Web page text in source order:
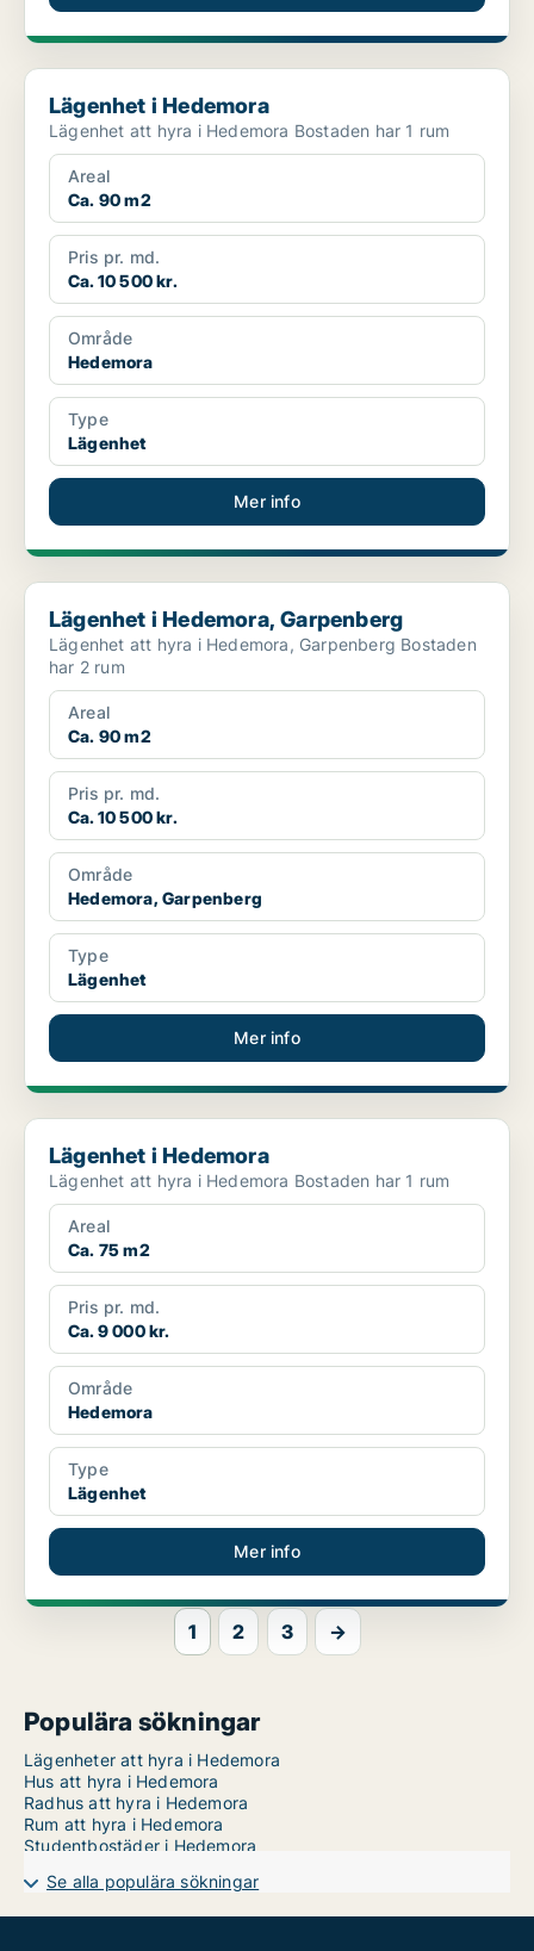
Lägenhet i Hedemora
Lägenhet i Hedemora
Lägenhet att hyra i Hedemora Bostaden har 1 rum
Areal
Ca. 90 m2
Pris pr. md.
Ca. 10 500 kr.
Område
Hedemora
Type
Lägenhet
Mer info
Lägenhet i Hedemora, Garpenberg
Lägenhet i Hedemora, Garpenberg
Lägenhet att hyra i Hedemora, Garpenberg Bostaden
har 2 rum
Areal
Ca. 90 m2
Pris pr. md.
Ca. 10 500 kr.
Område
Hedemora, Garpenberg
Type
Lägenhet
Mer info
Lägenhet i Hedemora
Lägenhet i Hedemora
Lägenhet att hyra i Hedemora Bostaden har 1 rum
Areal
Ca. 75 m2
Pris pr. md.
Ca. 9 000 kr.
Område
Hedemora
Type
Lägenhet
Mer info
1 2 3 →
Populära sökningar
Lägenheter att hyra i Hedemora
Hus att hyra i Hedemora
Radhus att hyra i Hedemora
Rum att hyra i Hedemora
Studentbostäder i Hedemora
Se alla populära sökningar